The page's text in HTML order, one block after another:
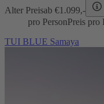
Alter Preisab €1.099,-
pro PersonPreis pro
TUI BLUE Samaya